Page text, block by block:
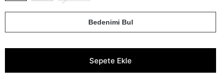
Bedenimi Bul